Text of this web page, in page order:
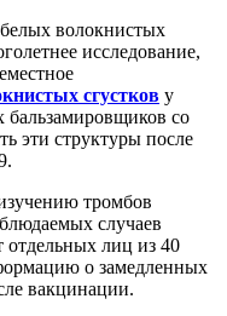
волокнистых
исследование,
сгустков у
со
эти структуры после
тромбов
случаев
отдельных лиц из 40
о замедленных
вакцинации.